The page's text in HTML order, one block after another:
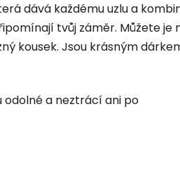
dává každému uzlu a
tvůj záměr. Můžete je
kousek. Jsou krásným
odolné a neztrácí ani po